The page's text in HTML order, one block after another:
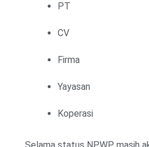
PT
CV
Firma
Yayasan
Koperasi